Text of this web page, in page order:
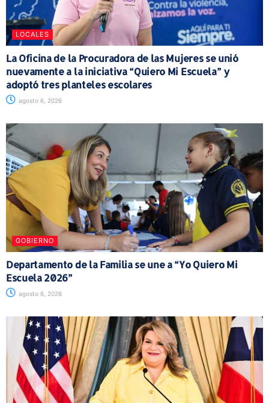
LOCALES
La Oficina de la Procuradora de las Mujeres se unió
nuevamente a la iniciativa “Quiero Mi Escuela” y
adoptó tres planteles escolares
agosto 6, 2026
GOBIERNO
Departamento de la Familia se une a “Yo Quiero Mi
Escuela 2026”
agosto 6, 2026